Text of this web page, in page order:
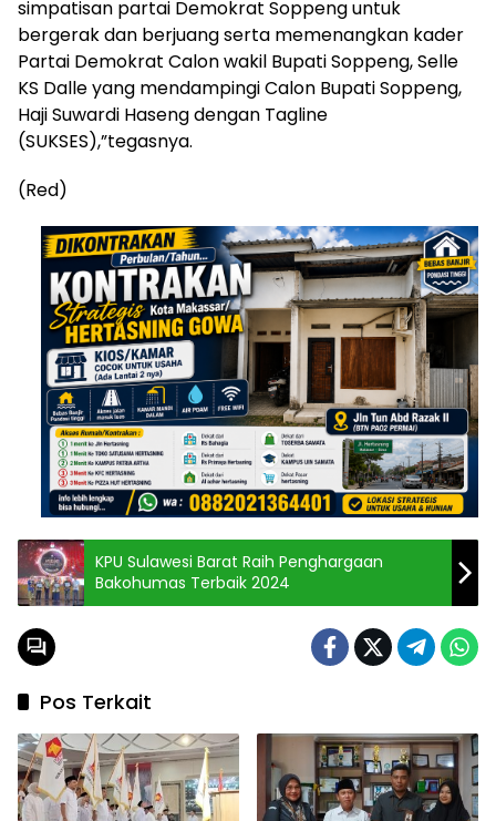
simpatisan partai Demokrat Soppeng untuk
bergerak dan berjuang serta memenangkan kader
Partai Demokrat Calon wakil Bupati Soppeng, Selle
KS Dalle yang mendampingi Calon Bupati Soppeng,
Haji Suwardi Haseng dengan Tagline
(SUKSES),”tegasnya.
(Red)
KPU Sulawesi Barat Raih Penghargaan
Bakohumas Terbaik 2024
Pos Terkait